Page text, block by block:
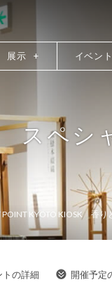
展示 イベント
スペシ
POINT KYOTO KIOSK 香り
トの詳細 開催予定